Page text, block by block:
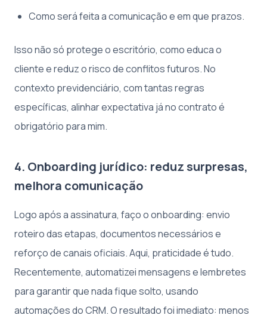
Como será feita a comunicação e em que prazos.
Isso não só protege o escritório, como educa o
cliente e reduz o risco de conflitos futuros. No
contexto previdenciário, com tantas regras
específicas, alinhar expectativa já no contrato é
obrigatório para mim.
4. Onboarding jurídico: reduz surpresas,
melhora comunicação
Logo após a assinatura, faço o onboarding: envio
roteiro das etapas, documentos necessários e
reforço de canais oficiais. Aqui, praticidade é tudo.
Recentemente, automatizei mensagens e lembretes
para garantir que nada fique solto, usando
automações do CRM. O resultado foi imediato: menos